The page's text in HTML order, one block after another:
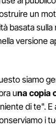
un
basata sulla
versione
siamo
una copia
di te". E
i